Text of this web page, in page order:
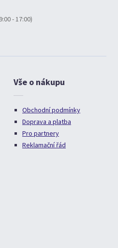
- 17:00)
Vše o nákupu
Obchodní podmínky
Doprava a platba
Pro partnery
Reklamační řád